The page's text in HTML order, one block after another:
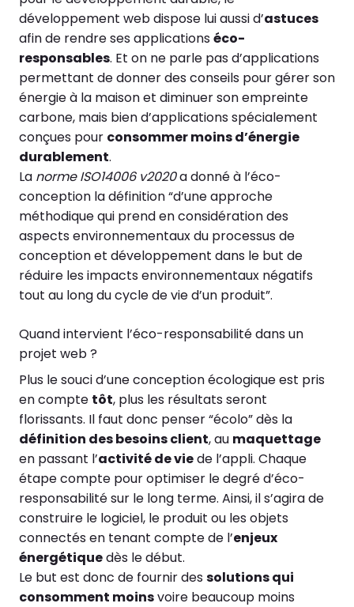
développement web dispose lui aussi d’astuces
afin de rendre ses applicationséco-
responsables. Et on ne parle pas d’applications
permettant de donner des conseils pour gérer son
énergie à la maison et diminuer son empreinte
carbone, mais bien d’applications spécialement
conçues pour consommer moins d’énergie
durablement.
La norme ISO14006 v2020a donné à l’éco-
conception la définition “d’une approche
méthodique qui prend en considération des
aspects environnementaux du processus de
conception et développement dans le but de
réduire les impacts environnementaux négatifs
tout au long du cycle de vie d’un produit”.
Quand intervient l’éco-responsabilité dans un
projet web ?
Plus le souci d’une conception écologique est pris
en compte tôt, plus les résultats seront
florissants. Il faut donc penser “écolo” dès la
définition des besoins client, au maquettage
en passant l’activité de viede l’appli. Chaque
étape compte pour optimiser le degré d’éco-
responsabilité sur le long terme. Ainsi, il s’agira de
construire le logiciel, le produit ou les objets
connectés en tenant compte de l’enjeux
énergétiquedès le début.
Le but est donc de fournir dessolutions qui
consomment moinsvoire beaucoup moins